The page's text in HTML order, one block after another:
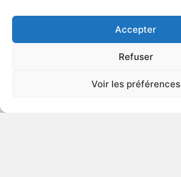
Accepter
Refuser
Voir les préférences
L'écume des jours